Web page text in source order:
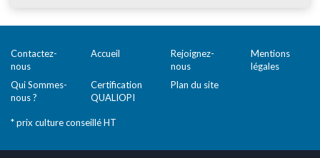
Contactez-
nous
Accueil
Rejoignez-
nous
Mentions
légales
Qui Sommes-
nous ?
Certification
QUALIOPI
Plan du site
* prix culture conseillé HT